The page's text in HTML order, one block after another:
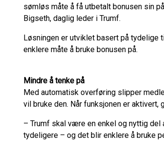
sømløs måte å få utbetalt bonusen sin
Bigseth, daglig leder i Trumf.
Løsningen er utviklet basert på tydelige
enklere måte å bruke bonusen på.
Mindre å tenke på
Med automatisk overføring slipper
vil bruke den. Når funksjonen er
– Trumf skal være en enkel og nyttig del
tydeligere – og det blir enklere å bruke